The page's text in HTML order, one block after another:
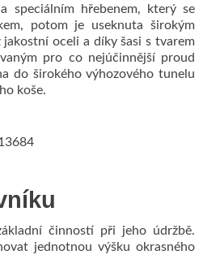
speciálním hřebenem, který se
potom je useknuta širokým
jakostní oceli a díky šasi s tvarem
pro co nejúčinnější proud
do širokého výhozového tunelu
koše.
činností při jeho údržbě.
jednotnou výšku okrasného